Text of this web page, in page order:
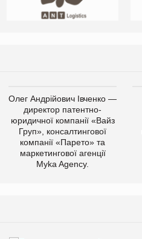
Олег Андрійович Івченко —
директор патентно-
юридичної компанії «Вайз
Груп», консалтингової
компанії «Парето» та
маркетингової агенції
Myka Agency.